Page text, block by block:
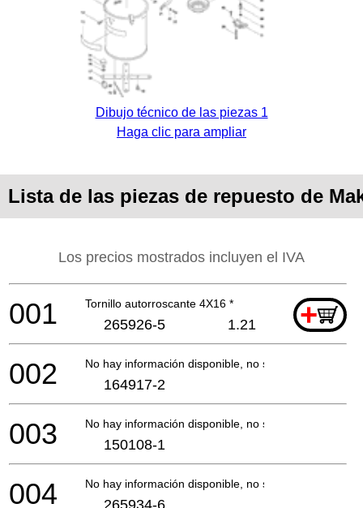
Dibujo técnico de las piezas 1
Haga clic para ampliar
Lista de las piezas de repuesto de
Los precios mostrados incluyen el IVA
Tornillo autorroscante 4X16 * +
001 265926-5 1.21
No hay información disponible, no se puede pedir
002 164917-2
No hay información disponible, no se puede pedir
003 150108-1
No hay información disponible, no se puede pedir
004 265934-6